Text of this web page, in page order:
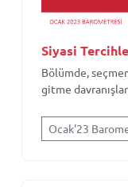
Siyasi
Bölümde,
gitme
Ocak'23